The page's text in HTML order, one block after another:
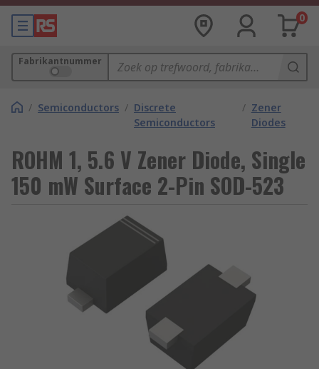
0
Fabrikantnummer
/ Semiconductors / Discrete
Semiconductors
/ Zener
Diodes
ROHM 1, 5.6 V Zener Diode, Single
150 mW Surface 2-Pin SOD-523